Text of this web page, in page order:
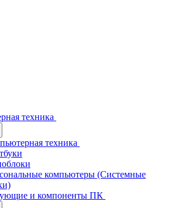
техника
техника
компьютеры (Системные
и компоненты ПК